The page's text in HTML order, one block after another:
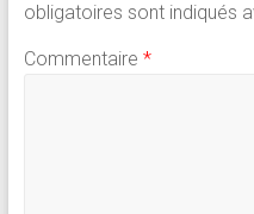
obligatoires sont indiqués
Commentaire *